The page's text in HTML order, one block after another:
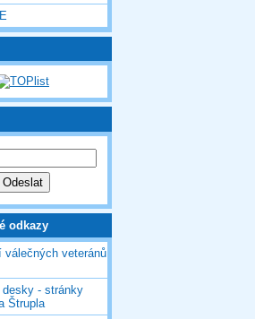
odkazy
válečných veteránů
desky - stránky
Štrupla